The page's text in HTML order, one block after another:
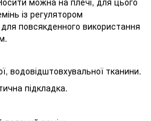
із регулятором
повсякденного використання
водовідштовхувальної тканини.
підкладка.